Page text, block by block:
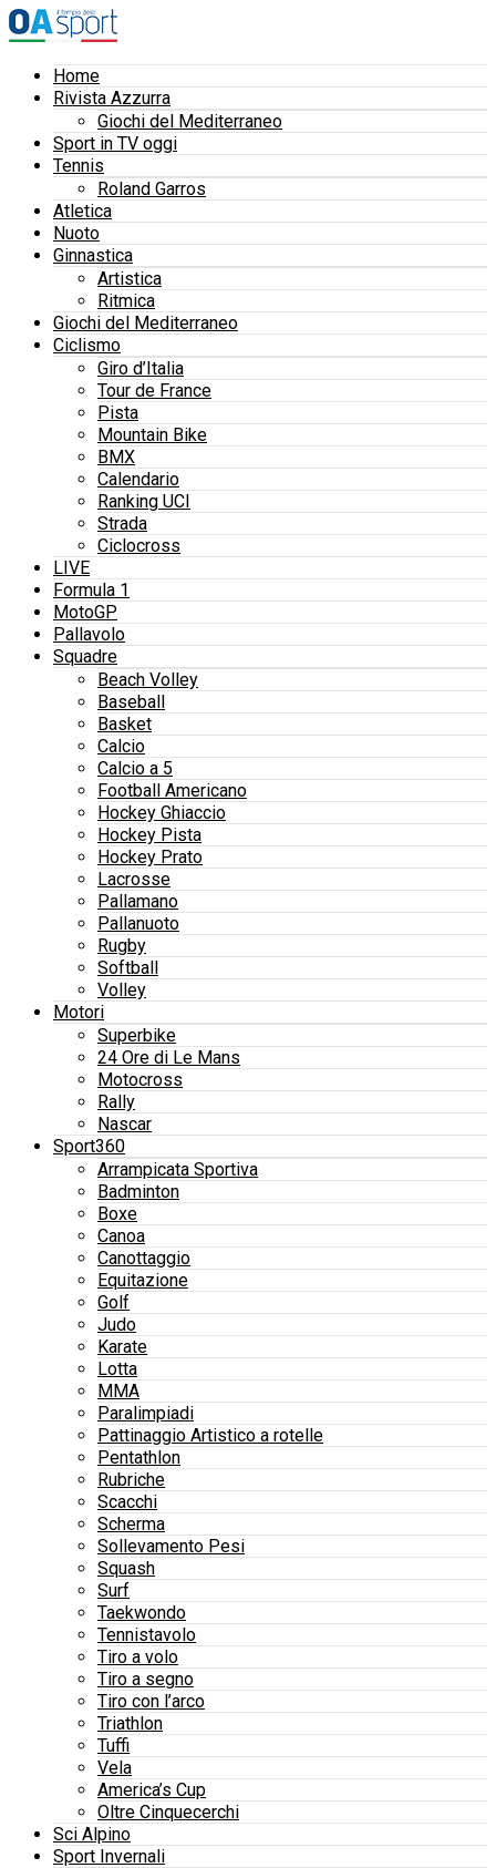
Home
Rivista Azzurra
Giochi del Mediterraneo
Sport in TV oggi
Tennis
Roland Garros
Atletica
Nuoto
Ginnastica
Artistica
Ritmica
Giochi del Mediterraneo
Ciclismo
Giro d’Italia
Tour de France
Pista
Mountain Bike
BMX
Calendario
Ranking UCI
Strada
Ciclocross
LIVE
Formula 1
MotoGP
Pallavolo
Squadre
Beach Volley
Baseball
Basket
Calcio
Calcio a 5
Football Americano
Hockey Ghiaccio
Hockey Pista
Hockey Prato
Lacrosse
Pallamano
Pallanuoto
Rugby
Softball
Volley
Motori
Superbike
24 Ore di Le Mans
Motocross
Rally
Nascar
Sport360
Arrampicata Sportiva
Badminton
Boxe
Canoa
Canottaggio
Equitazione
Golf
Judo
Karate
Lotta
MMA
Paralimpiadi
Pattinaggio Artistico a rotelle
Pentathlon
Rubriche
Scacchi
Scherma
Sollevamento Pesi
Squash
Surf
Taekwondo
Tennistavolo
Tiro a volo
Tiro a segno
Tiro con l’arco
Triathlon
Tuffi
Vela
America’s Cup
Oltre Cinquecerchi
Sci Alpino
Sport Invernali